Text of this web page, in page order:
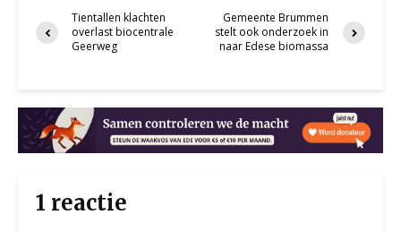
Tientallen klachten
overlast biocentrale
Geerweg
Gemeente Brummen
stelt ook onderzoek in
naar Edese biomassa
1 reactie